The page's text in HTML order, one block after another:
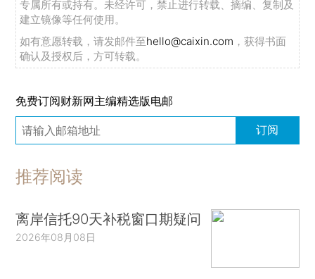
专属所有或持有。未经许可，禁止进行转载、摘编、复制及
建立镜像等任何使用。
如有意愿转载，请发邮件至hello@caixin.com ，获得书面
确认及授权后，方可转载。
免费订阅财新网主编精选版电邮
订阅
推荐阅读
离岸信托90天补税窗口期疑问
2026年08月08日